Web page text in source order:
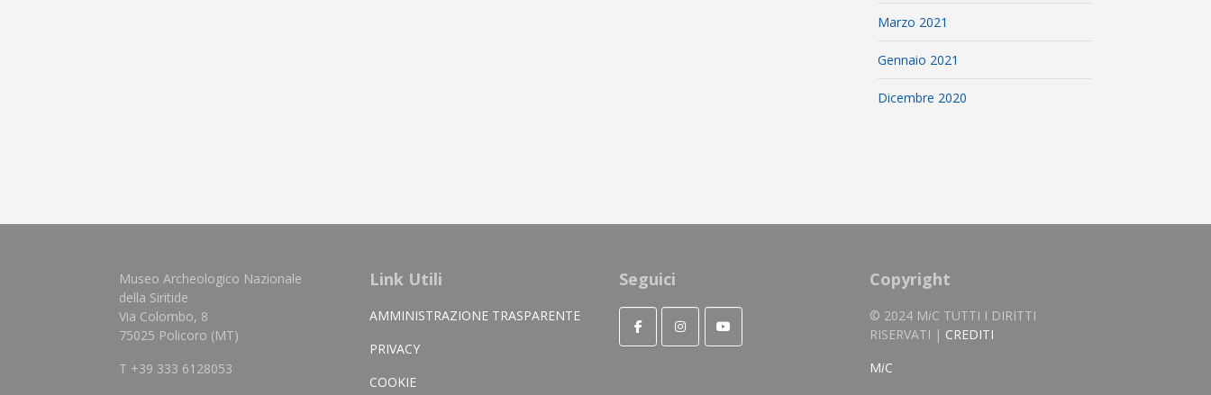
Marzo 2021
Gennaio 2021
Dicembre 2020
Museo Archeologico Nazionale
della Siritide
Via Colombo, 8
75025 Policoro (MT)
T +39 333 6128053
Link Utili
AMMINISTRAZIONE TRASPARENTE
PRIVACY
COOKIE
Seguici Copyright
© 2024 MiC TUTTI I DIRITTI
RISERVATI | CREDITI
MiC